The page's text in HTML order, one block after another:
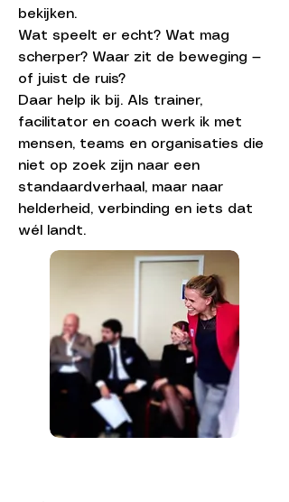
bekijken.
Wat speelt er echt? Wat mag
scherper? Waar zit de beweging —
of juist de ruis?
Daar help ik bij. Als trainer,
facilitator en coach werk ik met
mensen, teams en organisaties die
niet op zoek zijn naar een
standaardverhaal, maar naar
helderheid, verbinding en iets dat
wél landt.